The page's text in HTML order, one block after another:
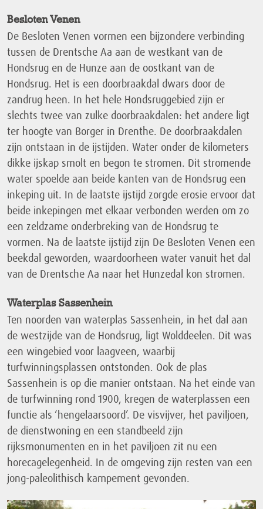
Besloten Venen
De Besloten Venen vormen een bijzondere verbinding
tussen de Drentsche Aa aan de westkant van de
Hondsrug en de Hunze aan de oostkant van de
Hondsrug. Het is een doorbraakdal dwars door de
zandrug heen. In het hele Hondsruggebied zijn er
slechts twee van zulke doorbraakdalen: het andere ligt
ter hoogte van Borger in Drenthe. De doorbraakdalen
zijn ontstaan in de ijstijden. Water onder de kilometers
dikke ijskap smolt en begon te stromen. Dit stromende
water spoelde aan beide kanten van de Hondsrug een
inkeping uit. In de laatste ijstijd zorgde erosie ervoor dat
beide inkepingen met elkaar verbonden werden om zo
een zeldzame onderbreking van de Hondsrug te
vormen. Na de laatste ijstijd zijn De Besloten Venen een
beekdal geworden, waardoorheen water vanuit het dal
van de Drentsche Aa naar het Hunzedal kon stromen.
Waterplas Sassenhein
Ten noorden van waterplas Sassenhein, in het dal aan
de westzijde van de Hondsrug, ligt Wolddeelen. Dit was
een wingebied voor laagveen, waarbij
turfwinningsplassen ontstonden. Ook de plas
Sassenhein is op die manier ontstaan. Na het einde van
de turfwinning rond 1900, kregen de waterplassen een
functie als ‘hengelaarsoord’. De visvijver, het paviljoen,
de dienstwoning en een standbeeld zijn
rijksmonumenten en in het paviljoen zit nu een
horecagelegenheid. In de omgeving zijn resten van een
jong-paleolithisch kampement gevonden.